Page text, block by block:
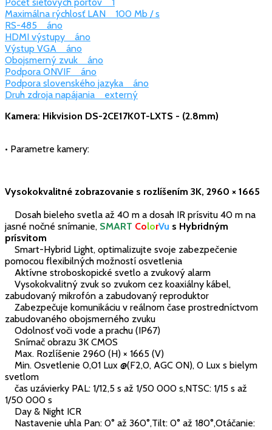
Maximálna rýchlosť LAN 100 Mb / s
RS-485 áno
HDMI výstupy áno
Výstup VGA áno
Obojsmerný zvuk áno
Podpora ONVIF áno
Podpora slovenského jazyka áno
Druh zdroja napájania externý
Kamera: Hikvision DS-2CE17K0T-LXTS - (2.8mm)
• Parametre kamery:
Vysokokvalitné zobrazovanie s rozlíšením 3K, 2960 × 1665
Dosah bieleho svetla až 40 m a dosah IR prísvitu 40 m na
jasné nočné snímanie, SMART ColorVu s Hybridným
prísvitom
Smart-Hybrid Light, optimalizujte svoje zabezpečenie
pomocou flexibilných možností osvetlenia
Aktívne stroboskopické svetlo a zvukový alarm
Vysokokvalitný zvuk so zvukom cez koaxiálny kábel,
zabudovaný mikrofón a zabudovaný reproduktor
Zabezpečuje komunikáciu v reálnom čase prostredníctvom
zabudovaného obojsmerného zvuku
Odolnosť voči vode a prachu (IP67)
Snímač obrazu 3K CMOS
Max. Rozlíšenie 2960 (H) × 1665 (V)
Min. Osvetlenie 0,01 Lux @(F2,0, AGC ON), 0 Lux s bielym
svetlom
čas uzávierky PAL: 1/12,5 s až 1/50 000 s,NTSC: 1/15 s až
1/50 000 s
Day & Night ICR
Nastavenie uhla Pan: 0° až 360°,Tilt: 0° až 180°,Otáčanie: